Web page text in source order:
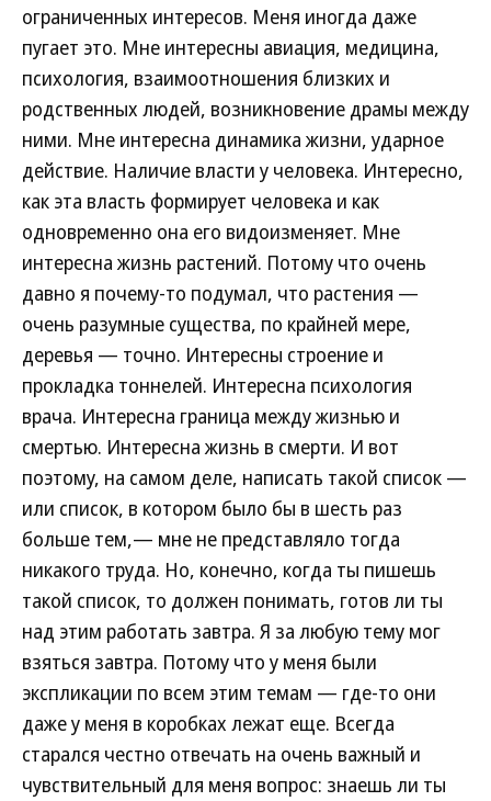
ограниченных интересов. Меня иногда даже
пугает это. Мне интересны авиация, медицина,
психология, взаимоотношения близких и
родственных людей, возникновение драмы между
ними. Мне интересна динамика жизни, ударное
действие. Наличие власти у человека. Интересно,
как эта власть формирует человека и как
одновременно она его видоизменяет. Мне
интересна жизнь растений. Потому что очень
давно я почему-то подумал, что растения —
очень разумные существа, по крайней мере,
деревья — точно. Интересны строение и
прокладка тоннелей. Интересна психология
врача. Интересна граница между жизнью и
смертью. Интересна жизнь в смерти. И вот
поэтому, на самом деле, написать такой список —
или список, в котором было бы в шесть раз
больше тем,— мне не представляло тогда
никакого труда. Но, конечно, когда ты пишешь
такой список, то должен понимать, готов ли ты
над этим работать завтра. Я за любую тему мог
взяться завтра. Потому что у меня были
экспликации по всем этим темам — где-то они
даже у меня в коробках лежат еще. Всегда
старался честно отвечать на очень важный и
чувствительный для меня вопрос: знаешь ли ты